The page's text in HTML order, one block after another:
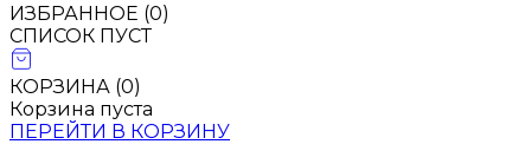
ИЗБРАННОЕ (0)
СПИСОК ПУСТ
КОРЗИНА (0)
Корзина пуста
ПЕРЕЙТИ В КОРЗИНУ